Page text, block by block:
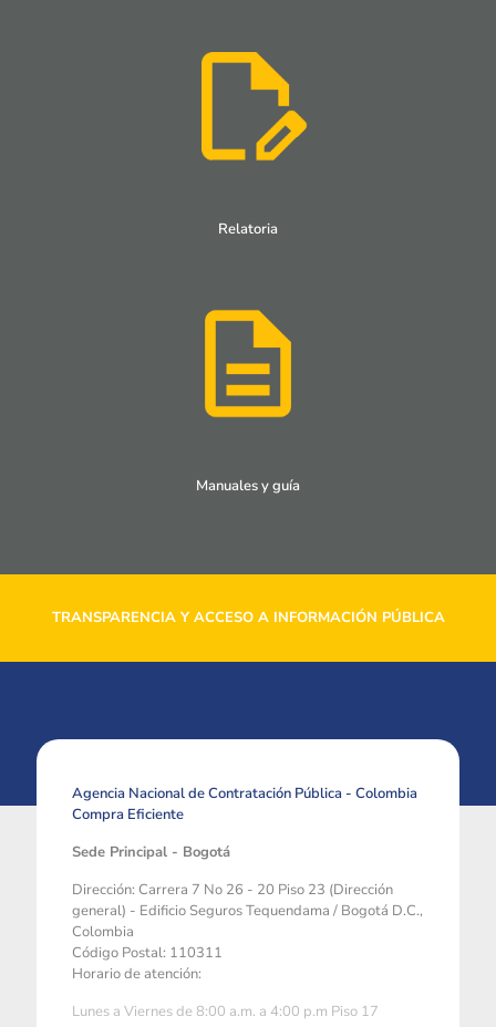
Relatoria
Manuales y guía
TRANSPARENCIA Y ACCESO A INFORMACIÓN PÚBLICA
Agencia Nacional de Contratación Pública - Colombia
Compra Eficiente
Sede Principal - Bogotá
Dirección: Carrera 7 No 26 - 20 Piso 23 (Dirección
general) - Edificio Seguros Tequendama / Bogotá D.C.,
Colombia
Código Postal: 110311
Horario de atención:
Lunes a Viernes de 8:00 a.m. a 4:00 p.m Piso 17